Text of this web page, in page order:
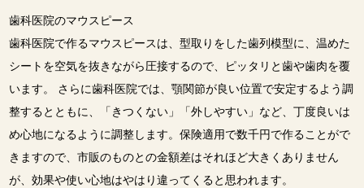
歯科医院のマウスピース
歯科医院で作るマウスピースは、型取りをした歯列模型に、温めた
シートを空気を抜きながら圧接するので、ピッタリと歯や歯肉を覆
います。 さらに歯科医院では、顎関節が良い位置で安定するよう調
整するとともに、「きつくない」「外しやすい」など、丁度良いは
め心地になるように調整します。保険適用で数千円で作ることがで
きますので、市販のものとの金額差はそれほど大きくありません
が、効果や使い心地はやはり違ってくると思われます。